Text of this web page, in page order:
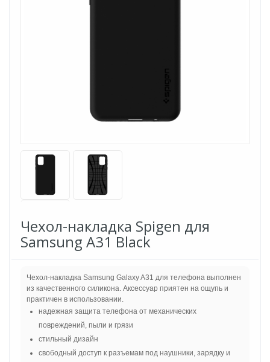
Чехол-накладка Spigen для
Samsung A31 Black
Чехол-накладка Samsung Galaxy A31 для телефона выполнен
из качественного силикона. Аксессуар приятен на ощупь и
практичен в использовании.
надежная защита телефона от механических
повреждений, пыли и грязи
стильный дизайн
свободный доступ к разъемам под наушники, зарядку и